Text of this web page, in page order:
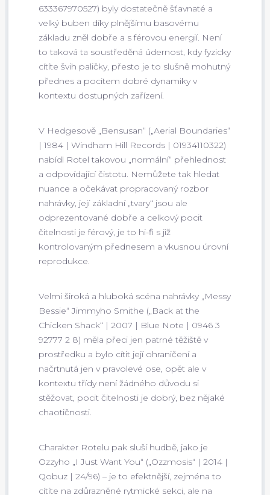
633367970527) byly dostatečně šťavnaté a
velký buben díky plnějšímu basovému
základu zněl dobře a s férovou energií. Není
to taková ta soustředěná údernost, kdy fyzicky
cítíte švih paličky, přesto je to slušně mohutný
přednes a pocitem dobré dynamiky v
kontextu dostupných zařízení.
V Hedgesově „Bensusan“ („Aerial Boundaries“
| 1984 | Windham Hill Records | 01934110322)
nabídl Rotel takovou „normální“ přehlednost
a odpovídající čistotu. Nemůžete tak hledat
nuance a očekávat propracovaný rozbor
nahrávky, její základní „tvary“ jsou ale
odprezentované dobře a celkový pocit
čitelnosti je férový, je to hi-fi s již
kontrolovaným přednesem a vkusnou úrovní
reprodukce.
Velmi široká a hluboká scéna nahrávky „Messy
Bessie“ Jimmyho Smithe („Back at the
Chicken Shack“ | 2007 | Blue Note | 0946 3
92777 2 8) měla přeci jen patrné těžiště v
prostředku a bylo cítit její ohraničení a
načrtnutá jen v pravolevé ose, opět ale v
kontextu třídy není žádného důvodu si
stěžovat, pocit čitelnosti je dobrý, bez nějaké
chaotičnosti.
Charakter Rotelu pak sluší hudbě, jako je
Ozzyho „I Just Want You“ („Ozzmosis“ | 2014 |
Qobuz | 24/96) – je to efektnější, zejména to
cítíte na zdůrazněné rytmické sekci, ale na